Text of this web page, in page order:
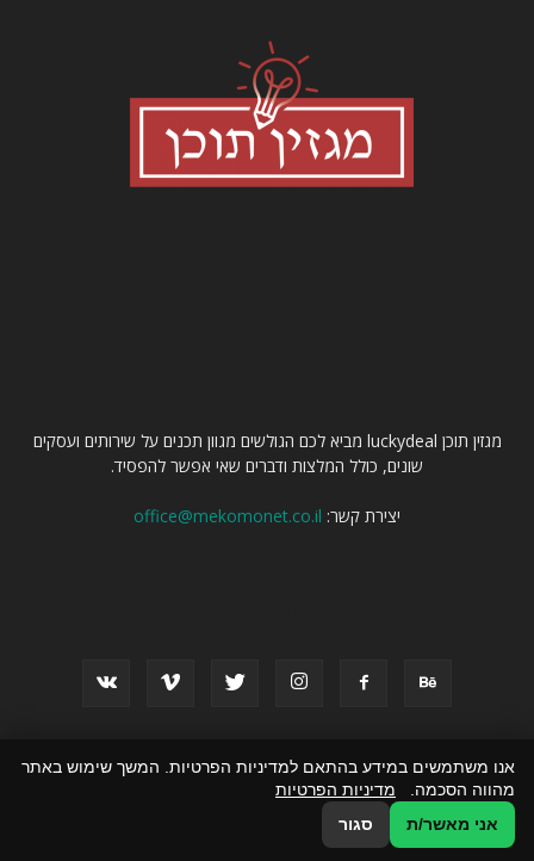
מגזין תוכן luckydeal מביא לכם הגולשים מגוון תכנים על שירותים ועסקים
שונים, כולל המלצות ודברים שאי אפשר להפסיד.
יצירת קשר: office@mekomonet.co.il
פרסום מאמרים באתרים פרסמו אצלנו זירת המומחים
כל התכנים
הצהרת נגישות
© כל הזכויות שמורות ל luckydeal.co.il
אנו משתמשים במידע בהתאם למדיניות הפרטיות. המשך שימוש באתר
מהווה הסכמה. מדיניות הפרטיות
אני מאשר/ת
סגור